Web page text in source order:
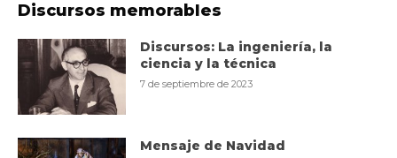
Discursos memorables
Discursos: La ingeniería, la
ciencia y la técnica
7 de septiembre de 2023
Mensaje de Navidad